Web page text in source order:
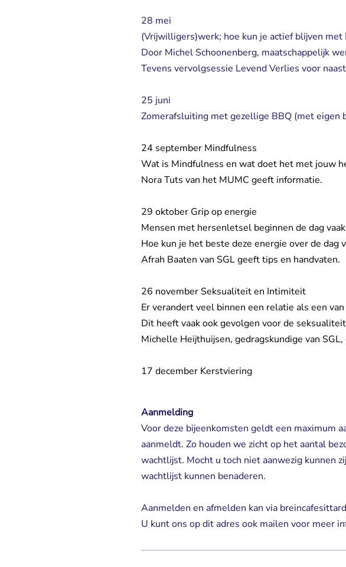
28 mei
(Vrijwilligers)werk; hoe kun je actief blijven
Door Michel Schoonenberg, maatschappelijk
Tevens vervolgsessie Levend Verlies voor
25 juni
Zomerafsluiting met gezellige BBQ (met eigen
24 september Mindfulness
Wat is Mindfulness en wat doet het met jouw
Nora Tuts van het MUMC geeft informatie.
29 oktober Grip op energie
Mensen met hersenletsel beginnen de dag
Hoe kun je het beste deze energie over de dag
Afrah Baaten van SGL geeft tips en handvaten.
26 november Seksualiteit en Intimiteit
Er verandert veel binnen een relatie als een
Dit heeft vaak ook gevolgen voor de
Michelle Heijthuijsen, gedragskundige van
17 december Kerstviering
Aanmelding
Voor deze bijeenkomsten geldt een maximum
aanmeldt. Zo houden we zicht op het aantal
wachtlijst. Mocht u toch niet aanwezig kunnen
wachtlijst kunnen benaderen.
Aanmelden en afmelden kan via
U kunt ons op dit adres ook mailen voor meer